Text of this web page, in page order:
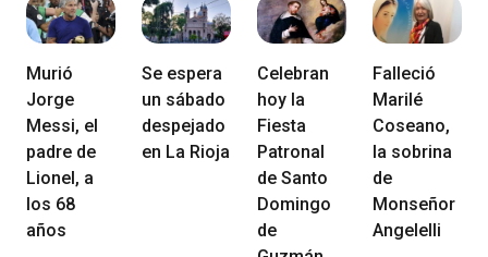
Murió
Jorge
Messi, el
padre de
Lionel, a
los 68
años
Se espera
un sábado
despejado
en La Rioja
Celebran
hoy la
Fiesta
Patronal
de Santo
Domingo
de
Falleció
Marilé
Coseano,
la sobrina
de
Monseñor
Angelelli